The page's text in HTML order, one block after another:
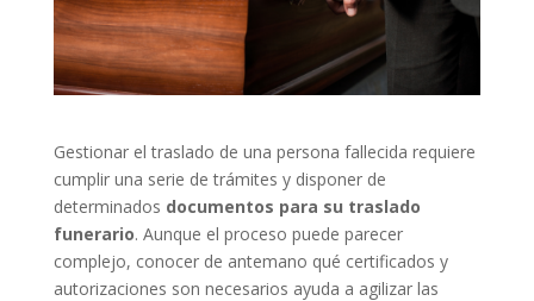
Gestionar el traslado de una persona fallecida requiere
cumplir una serie de trámites y disponer de
determinados documentos para su traslado
funerario. Aunque el proceso puede parecer
complejo, conocer de antemano qué certificados y
autorizaciones son necesarios ayuda a agilizar las